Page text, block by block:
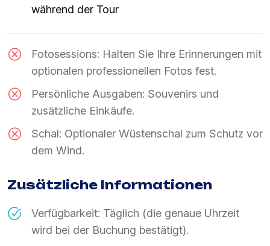
während der Tour
Fotosessions: Halten Sie Ihre Erinnerungen mit
optionalen professionellen Fotos fest.
Persönliche Ausgaben: Souvenirs und
zusätzliche Einkäufe.
Schal: Optionaler Wüstenschal zum Schutz vor
dem Wind.
Zusätzliche Informationen
Verfügbarkeit: Täglich (die genaue Uhrzeit
wird bei der Buchung bestätigt).